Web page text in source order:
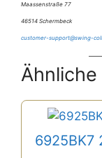
Maassenstraße 77
46514 Schermbeck
customer-support@swing-
6925BK7